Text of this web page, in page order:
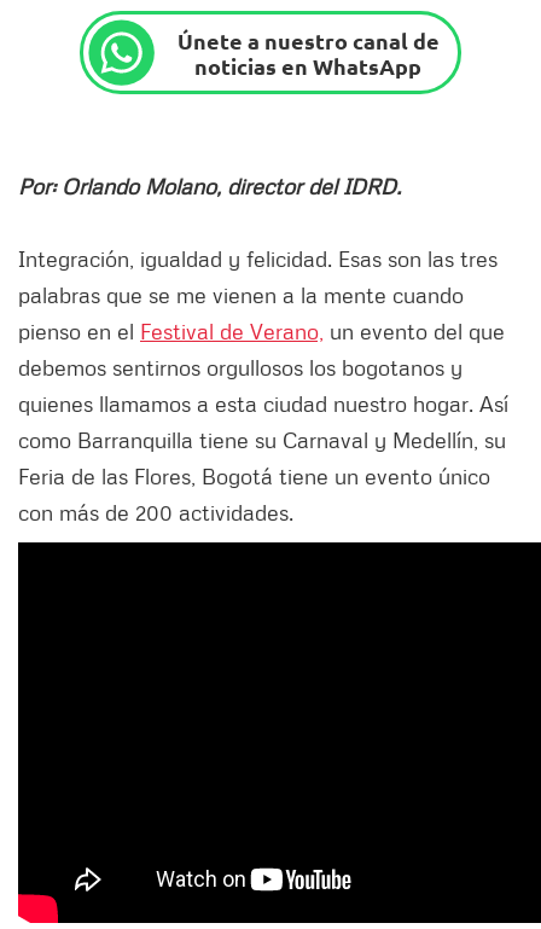
Únete a nuestro canal de
noticias en WhatsApp
Por: Orlando Molano, director del IDRD.
Integración, igualdad y felicidad. Esas son las tres
palabras que se me vienen a la mente cuando
pienso en el Festival de Verano, un evento del que
debemos sentirnos orgullosos los bogotanos y
quienes llamamos a esta ciudad nuestro hogar. Así
como Barranquilla tiene su Carnaval y Medellín, su
Feria de las Flores, Bogotá tiene un evento único
con más de 200 actividades.